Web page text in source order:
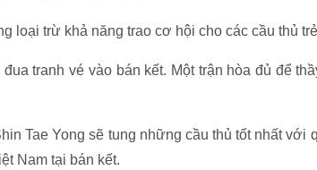
loại trừ khả năng trao cơ hội cho các cầu thủ
tranh vé vào bán kết. Một trận hòa đủ để
Tae Yong sẽ tung những cầu thủ tốt nhất với
Nam tại bán kết.